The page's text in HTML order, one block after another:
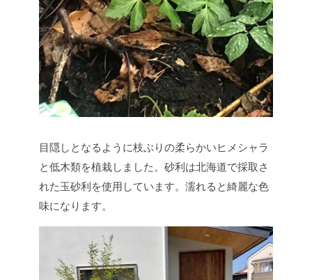
目隠しとなるように枝ぶりの柔らかいヒメシャラ
と低木類を植栽しました。砂利は北海道で採取さ
れた玉砂利を使用しています。濡れると綺麗な色
味になります。